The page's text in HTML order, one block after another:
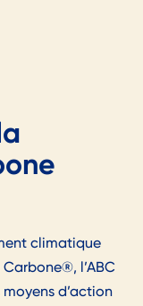
climatique
l’ABC
d’action